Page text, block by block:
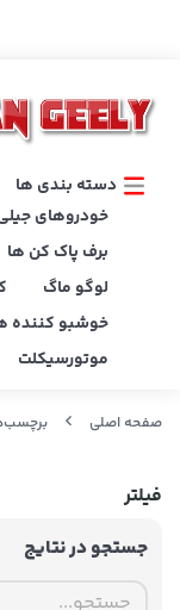
دسته بندی ها
خودروهای
برف پاک کن ها
لوگو ماگ
خوشبو کننده
موتورسیکلت
صفحه اصلی
فیلتر
جستجو در نتایج